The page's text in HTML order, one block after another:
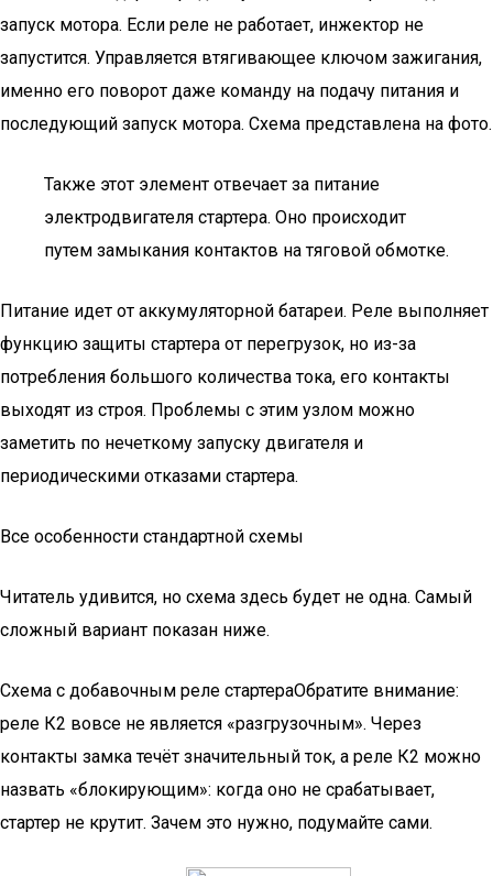
запуск мотора. Если реле не работает, инжектор не
запустится. Управляется втягивающее ключом зажигания,
именно его поворот даже команду на подачу питания и
последующий запуск мотора. Схема представлена на фото.
Также этот элемент отвечает за питание
электродвигателя стартера. Оно происходит
путем замыкания контактов на тяговой обмотке.
Питание идет от аккумуляторной батареи. Реле выполняет
функцию защиты стартера от перегрузок, но из-за
потребления большого количества тока, его контакты
выходят из строя. Проблемы с этим узлом можно
заметить по нечеткому запуску двигателя и
периодическими отказами стартера.
Все особенности стандартной схемы
Читатель удивится, но схема здесь будет не одна. Самый
сложный вариант показан ниже.
Схема с добавочным реле стартераОбратите внимание:
реле К2 вовсе не является «разгрузочным». Через
контакты замка течёт значительный ток, а реле К2 можно
назвать «блокирующим»: когда оно не срабатывает,
стартер не крутит. Зачем это нужно, подумайте сами.